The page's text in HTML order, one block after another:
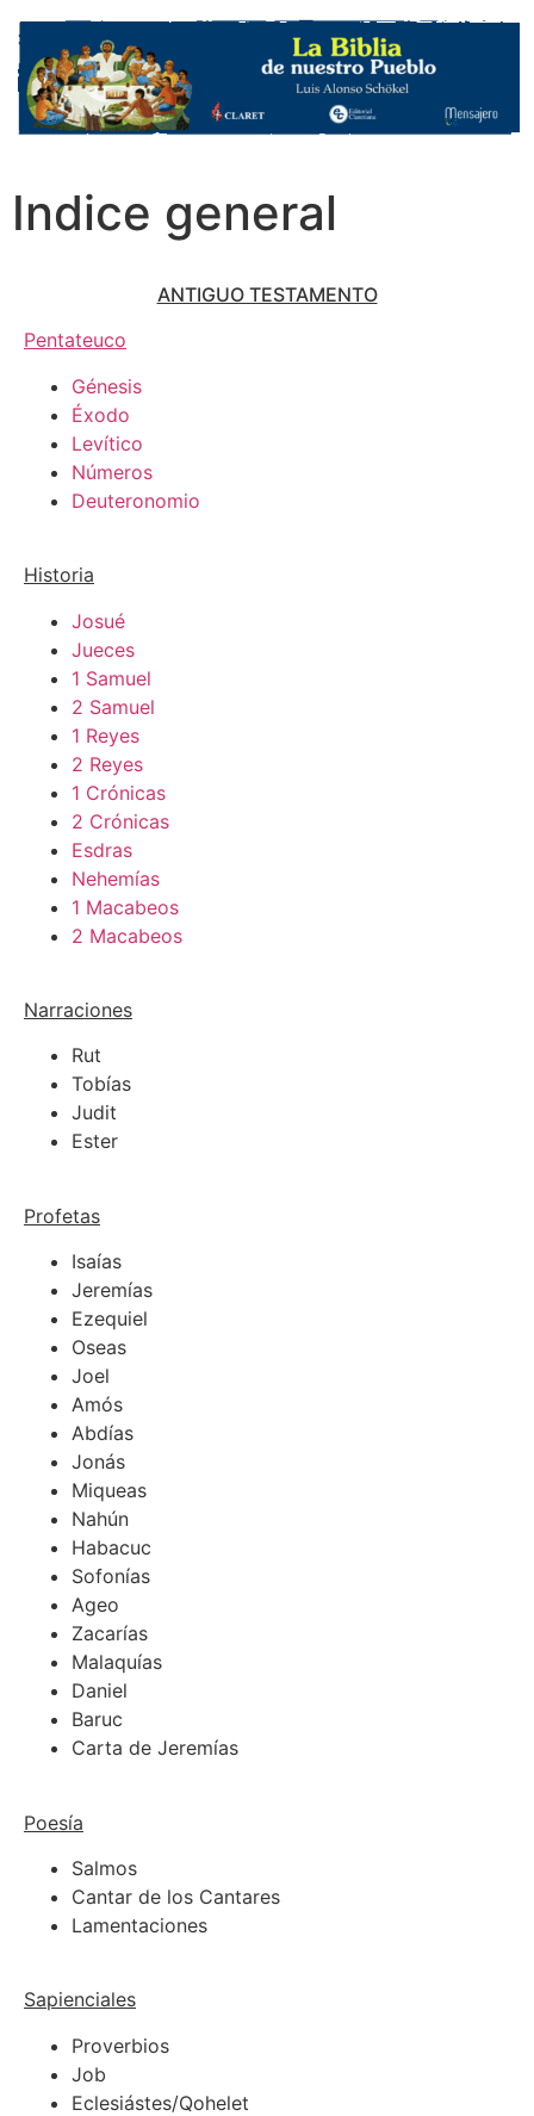
Indice general
ANTIGUO TESTAMENTO
Pentateuco
Génesis
Éxodo
Levítico
Números
Deuteronomio
Historia
Josué
Jueces
1 Samuel
2 Samuel
1 Reyes
2 Reyes
1 Crónicas
2 Crónicas
Esdras
Nehemías
1 Macabeos
2 Macabeos
Narraciones
Rut
Tobías
Judit
Ester
Profetas
Isaías
Jeremías
Ezequiel
Oseas
Joel
Amós
Abdías
Jonás
Miqueas
Nahún
Habacuc
Sofonías
Ageo
Zacarías
Malaquías
Daniel
Baruc
Carta de Jeremías
Poesía
Salmos
Cantar de los Cantares
Lamentaciones
Sapienciales
Proverbios
Job
Eclesiástes/Qohelet